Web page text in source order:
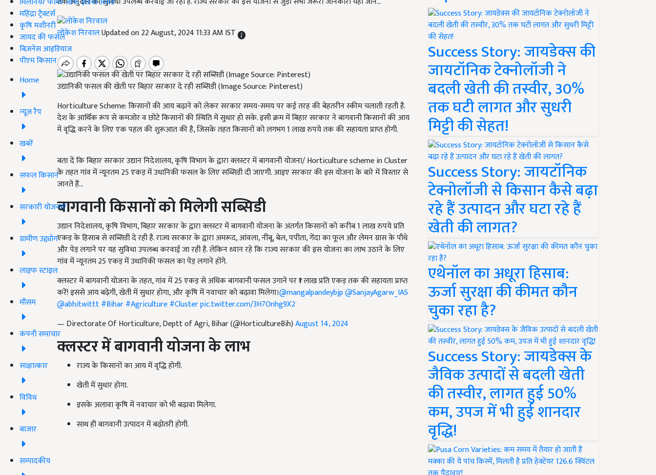
महिंद्रा ट्रैक्टर्स
कृषि मशीनरी
जायद की फसल
बिज़नेस आइडियाज
पीएम किसान
Home
न्यूज़ रैप
खबरें
सफल किसान
सरकारी योजनाएं
ग्रामीण उद्द्योग
लाइफ स्टाइल
मौसम
कंपनी समाचार
साक्षात्कार
विविध
बाजार
सम्पादकीय
लोकेश निरवालUpdated on 22 August, 2024 11:33 AM IST
उद्यानिकी फसल की खेती पर बिहार सरकार दे रही सब्सिडी (Image Source: Pinterest)
Horticulture Scheme: किसानों की आय बढ़ाने को लेकर सरकार समय-समय पर कई तरह की बेहतरीन स्कीम चलाती रहती है.
देश के आर्थिक रूप से कमजोर व छोटे किसानों की स्थिति में सुधार हो सके. इसी क्रम में बिहार सरकार ने बागवानी किसानों की आय
में वृद्धि करने के लिए एक पहल की शुरूआत की है, जिसके तहत किसानों को लगभग 1 लाख रुपये तक की सहायता प्राप्त होगी.
बता दें कि बिहार सरकार उद्यान निदेशालय, कृषि विभाग के द्वारा क्लस्टर में बागवानी योजना/ Horticulture scheme in Cluster
के तहत गांव में न्यूनतम 25 एकड़ में उधानिकी फसल के लिए सब्सिडी दी जाएगी. आइए सरकार की इस योजना के बारे में विस्तार से
जानते हैं...
बागवानी किसानों को मिलेगी सब्सिडी
उद्यान निदेशालय, कृषि विभाग, बिहार सरकार के द्वारा क्लस्टर में बागवानी योजना के अंतर्गत किसानों को करीब 1 लाख रुपये प्रति
एकड़ के हिसाब से सब्सिडी दे रही है. राज्य सरकार के द्वारा अमरूद, आंवला, नींबू, बेल, पपीता, गेंदा का फूल और लेमन ग्रास के पौधे
और पेड़ लगाने पर यह सुविधा उपलब्ध करवाई जा रही है. लेकिन ध्यान रहे कि राज्य सरकार की इस योजना का लाभ उठाने के लिए
गांव में न्यूनतम 25 एकड़ में उधानिकी फसल का पेड़ लगाने होंगे.
क्लस्टर में बागवानी योजना के तहत, गांव में 25 एकड़ से अधिक बागवानी फसल उगाने पर ₹1 लाख प्रति एकड़ तक की सहायता प्राप्त
करें! इससे आय बढ़ेगी, खेती में सुधार होगा, और कृषि में नवाचार को बढ़ावा मिलेगा।@mangalpandeybjp@SanjayAgarw_IAS
@abhitwittt#Bihar#Agriculture#Clusterpic.twitter.com/3H7Onhg9X2
— Directorate Of Horticulture, Deptt of Agri, Bihar (@HorticultureBih)August 14, 2024
क्लस्टर में बागवानी योजना के लाभ
राज्य के किसानों का आय में वृद्धि होगी.
खेती में सुधार होगा.
इसके अलावा कृषि में नवाचार को भी बढ़ावा मिलेगा.
साथ ही बागवानी उत्पादन में बढ़ोतरी होगी.
Success Story: जायडेक्स की
जायटॉनिक टेक्नोलॉजी ने
बदली खेती की तस्वीर, 30%
तक घटी लागत और सुधरी
मिट्टी की सेहत!
Success Story: जायटॉनिक
टेक्नोलॉजी से किसान कैसे बढ़ा
रहे हैं उत्पादन और घटा रहे हैं
खेती की लागत?
एथेनॉल का अधूरा हिसाब:
ऊर्जा सुरक्षा की कीमत कौन
चुका रहा है?
Success Story: जायडेक्स के
जैविक उत्पादों से बदली खेती
की तस्वीर, लागत हुई 50%
कम, उपज में भी हुई शानदार
वृद्धि!